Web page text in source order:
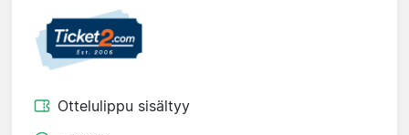
Ottelulippu sisältyy